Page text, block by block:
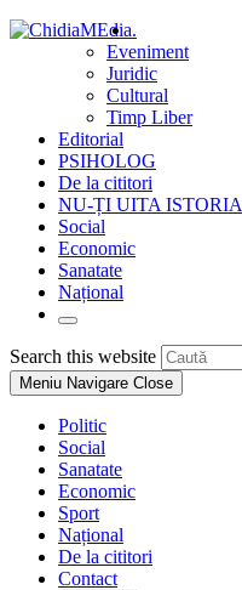
Skip
.
Eveniment
Juridic
Cultural
Timp Liber
Editorial
PSIHOLOG
De la cititori
NU-ȚI UITA ISTORIA
Social
Economic
Sanatate
Național
Toggle
website
search
Search this website
Meniu Navigare Close
Politic
Social
Sanatate
Economic
Sport
Național
De la cititori
Contact